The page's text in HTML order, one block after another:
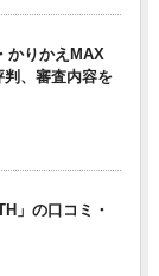
かりかえMAX
、審査内容を
」の口コミ・